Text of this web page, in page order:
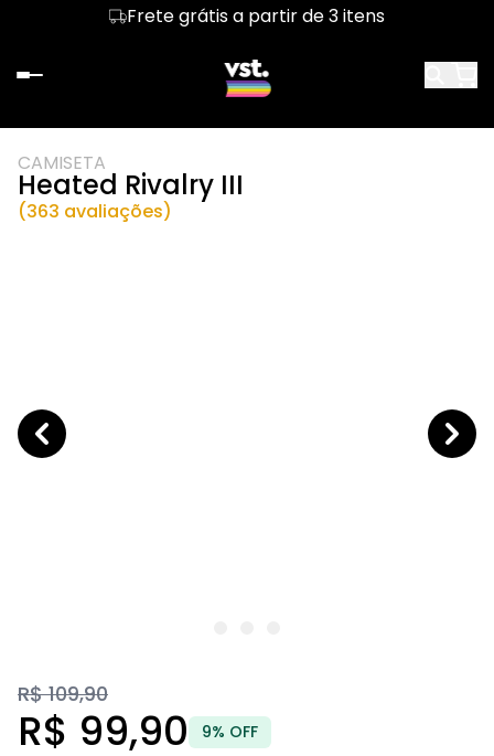
Frete grátis a partir de 3 itens
CAMISETA
Heated Rivalry III
(363 avaliações)
R$ 109,90
R$ 99,90 9% OFF